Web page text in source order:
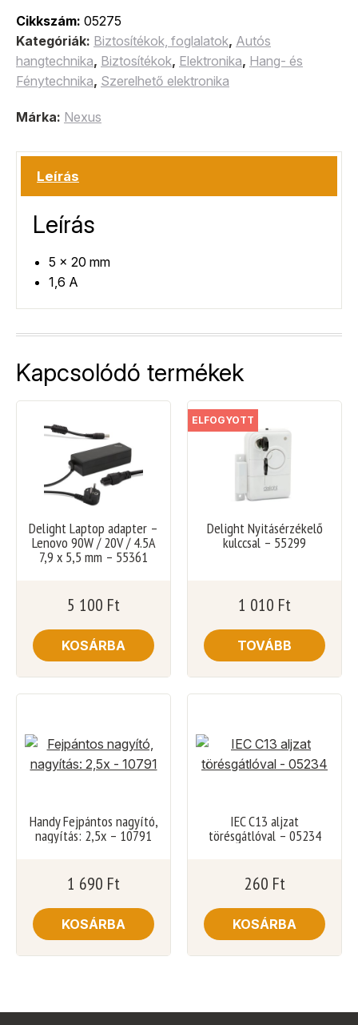
Cikkszám: 05275
Kategóriák: Biztosítékok, foglalatok, Autós
hangtechnika, Biztosítékok, Elektronika, Hang- és
Fénytechnika, Szerelhető elektronika
Márka: Nexus
Leírás
Leírás
5 x 20 mm
1,6 A
Kapcsolódó termékek
Delight Laptop adapter –
Lenovo 90W / 20V / 4.5A
7,9 x 5,5 mm – 55361
5 100 Ft
KOSÁRBA
ELFOGYOTT
Delight Nyitásérzékelő
kulccsal – 55299
1 010 Ft
TOVÁBB
Handy Fejpántos nagyító,
nagyítás: 2,5x – 10791
1 690 Ft
KOSÁRBA
IEC C13 aljzat
törésgátlóval – 05234
260 Ft
KOSÁRBA